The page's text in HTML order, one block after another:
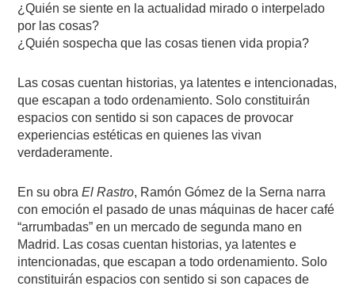
¿Quién se siente en la actualidad mirado o interpelado
por las cosas?
¿Quién sospecha que las cosas tienen vida propia?
Las cosas cuentan historias, ya latentes e intencionadas,
que escapan a todo ordenamiento. Solo constituirán
espacios con sentido si son capaces de provocar
experiencias estéticas en quienes las vivan
verdaderamente.
En su obraEl Rastro, Ramón Gómez de la Serna narra
con emoción el pasado de unas máquinas de hacer café
“arrumbadas” en un mercado de segunda mano en
Madrid. Las cosas cuentan historias, ya latentes e
intencionadas, que escapan a todo ordenamiento. Solo
constituirán espacios con sentido si son capaces de